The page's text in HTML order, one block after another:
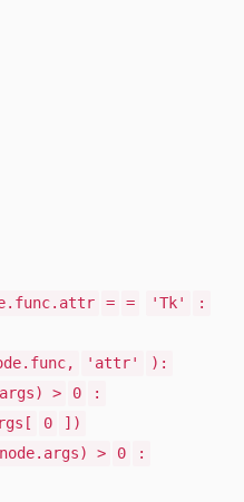
= = 'Tk'
:
'attr'
):
> 0
:
0
])
> 0
: